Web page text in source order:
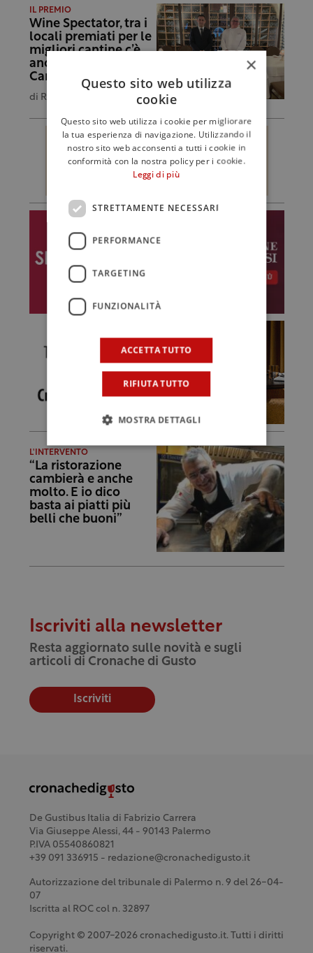
IL PREMIO
Wine Spectator, tra i
locali premiati per le
migliori cantine c’è
anche il “Don
Camillo” di Siracusa
di Redazione
L'INTERVENTO
“La ristorazione
cambierà e anche
molto. E io dico
basta ai piatti più
belli che buoni”
Iscriviti alla newsletter
Resta aggiornato sulle novità e sugli
articoli di Cronache di Gusto
Iscriviti
De Gustibus Italia di Fabrizio Carrera
Via Giuseppe Alessi, 44 - 90143 Palermo
P.IVA 05540860821
+39 091 336915 - redazione@cronachedigusto.it
Autorizzazione del tribunale di Palermo n. 9 del 26-04-
07
Iscritta al ROC col n. 32897
Copyright © 2007-2026 cronachedigusto.it. Tutti i diritti
riservati.
×
Questo sito web utilizza
cookie
Questo sito web utilizza i cookie per migliorare
la tua esperienza di navigazione. Utilizzando il
nostro sito web acconsenti a tutti i cookie in
conformità con la nostra policy per i cookie.
Leggi di più
STRETTAMENTE NECESSARI
PERFORMANCE
TARGETING
FUNZIONALITÀ
ACCETTA TUTTO
RIFIUTA TUTTO
MOSTRA DETTAGLI